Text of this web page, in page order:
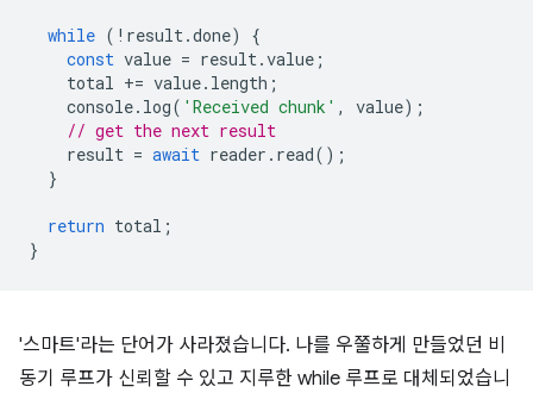
while ( ! result.done)
{
const value = result.value ;
total += value. length ;
console. log( 'Received chunk' , value);
// get the next result
result = await reader . read();
}
return total ;
}
'스마트'라는 단어가 사라졌습니다. 나를 우쭐하게 만들었던 비
동기 루프가 신뢰할 수 있고 지루한 while 루프로 대체되었습니